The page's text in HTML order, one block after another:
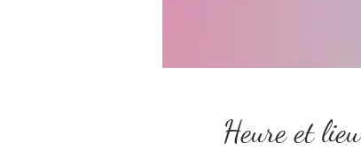
Heure et lieu